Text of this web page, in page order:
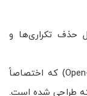
حذف تکراری‌ها و
: یک ابزار متن‌باز (Open-source) که اختصاصاً
طراحی شده است.